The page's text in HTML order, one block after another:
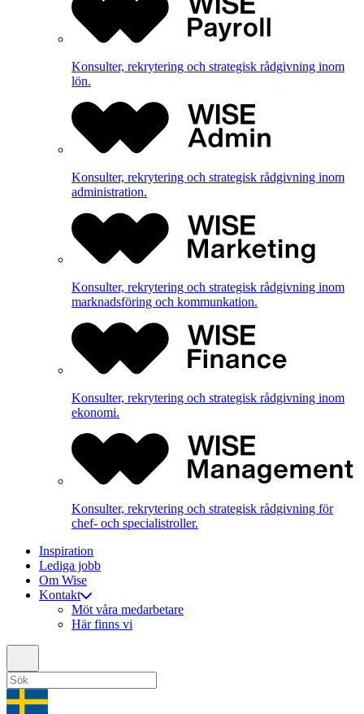
Konsulter, rekrytering och strategisk rådgivning inom
lön.
Konsulter, rekrytering och strategisk rådgivning inom
administration.
Konsulter, rekrytering och strategisk rådgivning inom
marknadsföring och kommunkation.
Konsulter, rekrytering och strategisk rådgivning inom
ekonomi.
Konsulter, rekrytering och strategisk rådgivning för
chef- och specialistroller.
Inspiration
Lediga jobb
Om Wise
Kontakt
Möt våra medarbetare
Här finns vi